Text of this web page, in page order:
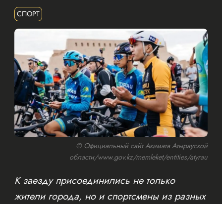
СПОРТ
© Официальный сайт Акимата Атырауской
области/www.gov.kz/memleket/entities/atyrau
К заезду присоединились не только
жители города, но и спортсмены из разных